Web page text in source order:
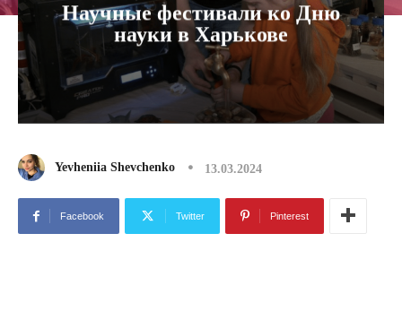
Научные фестивали ко Дню
науки в Харькове
Yevheniia Shevchenko 13.03.2024
Facebook Twitter Pinterest